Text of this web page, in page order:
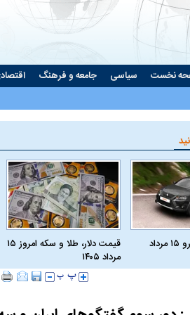
نخست سیاسی جامعه و فرهنگ
قیمت روز خودرو ۱۵ مرداد
قیمت دلار، طلا و سکه امروز ۱۵
مرداد ۱۴۰۵